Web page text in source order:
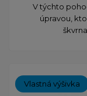
V týchto
úpravou,
Vlastná výšivka